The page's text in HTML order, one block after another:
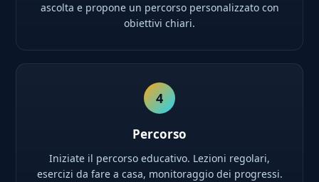
ascolta e propone un percorso personalizzato con
obiettivi chiari.
4
Percorso
Iniziate il percorso educativo. Lezioni regolari,
esercizi da fare a casa, monitoraggio dei progressi.